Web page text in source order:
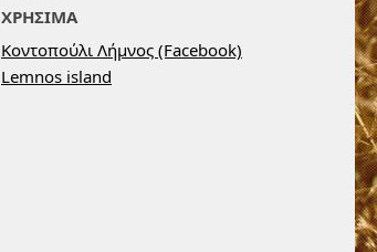
ΧΡΗΣΙΜΑ
Κοντοπούλι Λήμνος (Facebook)
Lemnos island